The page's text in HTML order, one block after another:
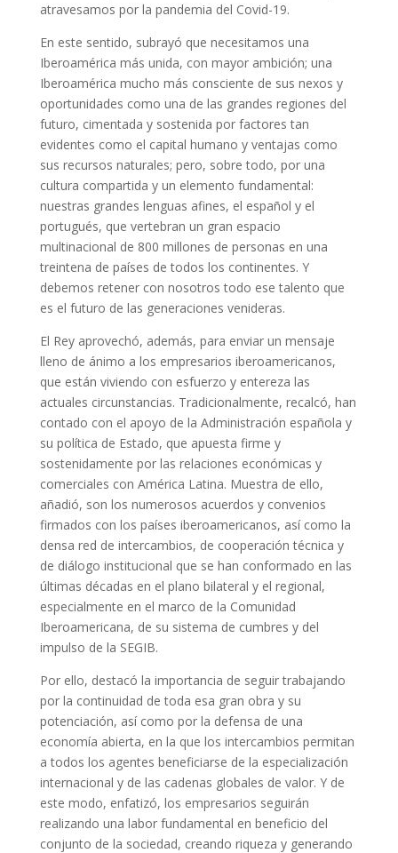
atravesamos por la pandemia del Covid-19.
En este sentido, subrayó que necesitamos una
Iberoamérica más unida, con mayor ambición; una
Iberoamérica mucho más consciente de sus nexos y
oportunidades como una de las grandes regiones del
futuro, cimentada y sostenida por factores tan
evidentes como el capital humano y ventajas como
sus recursos naturales; pero, sobre todo, por una
cultura compartida y un elemento fundamental:
nuestras grandes lenguas afines, el español y el
portugués, que vertebran un gran espacio
multinacional de 800 millones de personas en una
treintena de países de todos los continentes. Y
debemos retener con nosotros todo ese talento que
es el futuro de las generaciones venideras.
El Rey aprovechó, además, para enviar un mensaje
lleno de ánimo a los empresarios iberoamericanos,
que están viviendo con esfuerzo y entereza las
actuales circunstancias. Tradicionalmente, recalcó, han
contado con el apoyo de la Administración española y
su política de Estado, que apuesta firme y
sostenidamente por las relaciones económicas y
comerciales con América Latina. Muestra de ello,
añadió, son los numerosos acuerdos y convenios
firmados con los países iberoamericanos, así como la
densa red de intercambios, de cooperación técnica y
de diálogo institucional que se han conformado en las
últimas décadas en el plano bilateral y el regional,
especialmente en el marco de la Comunidad
Iberoamericana, de su sistema de cumbres y del
impulso de la SEGIB.
Por ello, destacó la importancia de seguir trabajando
por la continuidad de toda esa gran obra y su
potenciación, así como por la defensa de una
economía abierta, en la que los intercambios permitan
a todos los agentes beneficiarse de la especialización
internacional y de las cadenas globales de valor. Y de
este modo, enfatizó, los empresarios seguirán
realizando una labor fundamental en beneficio del
conjunto de la sociedad, creando riqueza y generando